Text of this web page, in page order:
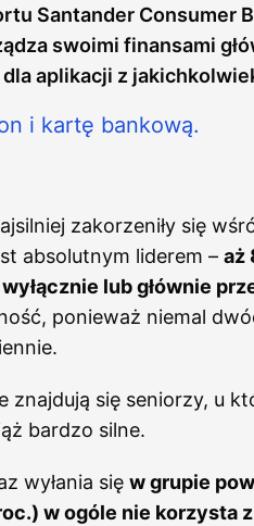
Santander Consumer
swoimi finansami
aplikacji z
zakorzeniły się
absolutnym liderem – aż
lub głównie
ponieważ niemal
znajdują się seniorzy, u
bardzo silne.
wyłania się w grupie
w ogóle nie korzysta